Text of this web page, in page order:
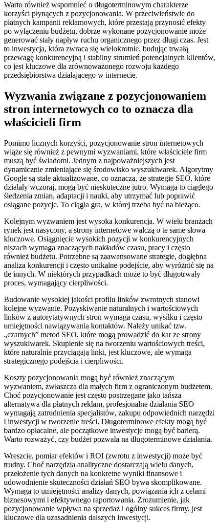
Warto również wspomnieć o długoterminowym charakterze
korzyści płynących z pozycjonowania. W przeciwieństwie do
płatnych kampanii reklamowych, które przestają przynosić efekty
po wyłączeniu budżetu, dobrze wykonane pozycjonowanie może
generować stały napływ ruchu organicznego przez długi czas. Jest
to inwestycja, która zwraca się wielokrotnie, budując trwałą
przewagę konkurencyjną i stabilny strumień potencjalnych klientów,
co jest kluczowe dla zrównoważonego rozwoju każdego
przedsiębiorstwa działającego w internecie.
Wyzwania związane z pozycjonowaniem
stron internetowych co to oznacza dla
właścicieli firm
Pomimo licznych korzyści, pozycjonowanie stron internetowych
wiąże się również z pewnymi wyzwaniami, które właściciele firm
muszą być świadomi. Jednym z najpoważniejszych jest
dynamicznie zmieniające się środowisko wyszukiwarek. Algorytmy
Google są stale aktualizowane, co oznacza, że strategie SEO, które
działały wczoraj, mogą być nieskuteczne jutro. Wymaga to ciągłego
śledzenia zmian, adaptacji i nauki, aby utrzymać lub poprawić
osiągane pozycje. To ciągła gra, w której trzeba być na bieżąco.
Kolejnym wyzwaniem jest wysoka konkurencja. W wielu branżach
rynek jest nasycony, a strony internetowe walczą o te same słowa
kluczowe. Osiągnięcie wysokich pozycji w konkurencyjnych
niszach wymaga znaczących nakładów czasu, pracy i często
również budżetu. Potrzebne są zaawansowane strategie, dogłębna
analiza konkurencji i często unikalne podejście, aby wyróżnić się na
tle innych. W niektórych przypadkach może to być długotrwały
proces, wymagający cierpliwości.
Budowanie wysokiej jakości profilu linków zwrotnych stanowi
kolejne wyzwanie. Pozyskiwanie naturalnych i wartościowych
linków z autorytatywnych stron wymaga czasu, wysiłku i często
umiejętności nawiązywania kontaktów. Należy unikać tzw.
„czarnych” metod SEO, które mogą prowadzić do kar ze strony
wyszukiwarek. Skupienie się na tworzeniu wartościowych treści,
które naturalnie przyciągają linki, jest kluczowe, ale wymaga
strategicznego podejścia i cierpliwości.
Koszty pozycjonowania mogą być również znaczącym
wyzwaniem, zwłaszcza dla małych firm z ograniczonym budżetem.
Choć pozycjonowanie jest często postrzegane jako tańsza
alternatywa dla płatnych reklam, profesjonalne działania SEO
wymagają zatrudnienia specjalistów, zakupu odpowiednich narzędzi
i inwestycji w tworzenie treści. Długoterminowe efekty mogą być
bardzo opłacalne, ale początkowe inwestycje mogą być barierą.
Warto rozważyć, czy budżet pozwala na długoterminowe działania.
Wreszcie, pomiar efektów i ROI (zwrotu z inwestycji) może być
trudny. Choć narzędzia analityczne dostarczają wielu danych,
przełożenie tych danych na konkretne wyniki finansowe i
udowodnienie skuteczności działań SEO bywa skomplikowane.
Wymaga to umiejętności analizy danych, powiązania ich z celami
biznesowymi i efektywnego raportowania. Zrozumienie, jak
pozycjonowanie wpływa na sprzedaż i ogólny sukces firmy, jest
kluczowe dla uzasadnienia dalszych inwestycji.